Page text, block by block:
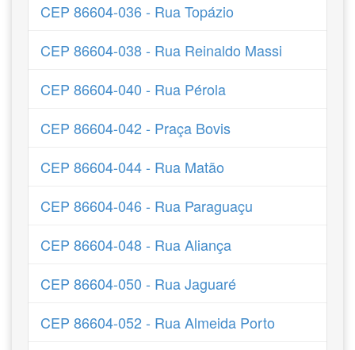
CEP 86604-036 - Rua Topázio
CEP 86604-038 - Rua Reinaldo Massi
CEP 86604-040 - Rua Pérola
CEP 86604-042 - Praça Bovis
CEP 86604-044 - Rua Matão
CEP 86604-046 - Rua Paraguaçu
CEP 86604-048 - Rua Aliança
CEP 86604-050 - Rua Jaguaré
CEP 86604-052 - Rua Almeida Porto